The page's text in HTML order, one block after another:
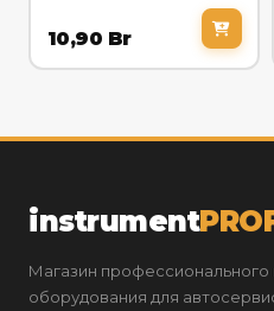
диапазон 60-175мм)
10,90 Br
instrument
Магазин профессионального
оборудования для